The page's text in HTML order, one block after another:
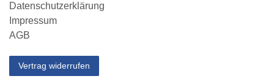
Datenschutzerklärung
Impressum
AGB
Vertrag widerrufen